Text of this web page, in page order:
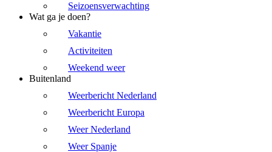
Seizoensverwachting
Wat ga je doen?
Vakantie
Activiteiten
Weekend weer
Buitenland
Weerbericht Nederland
Weerbericht Europa
Weer Nederland
Weer Spanje